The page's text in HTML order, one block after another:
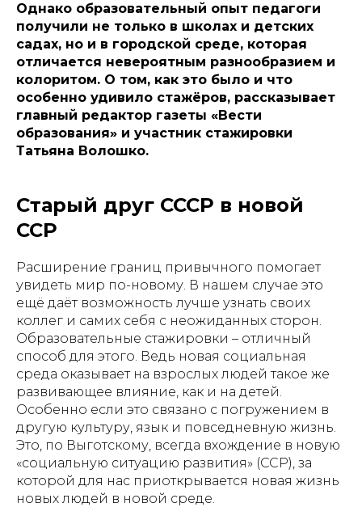
Однако образовательный опыт педагоги
получили не только в школах и детских
садах, но и в городской среде, которая
отличается невероятным разнообразием и
колоритом. О том, как это было и что
особенно удивило стажёров, рассказывает
главный редактор газеты «Вести
образования» и участник стажировки
Татьяна Волошко.
Старый друг СССР в новой
ССР
Расширение границ привычного помогает
увидеть мир по-новому. В нашем случае это
ещё даёт возможность лучше узнать своих
коллег и самих себя с неожиданных сторон.
Образовательные стажировки – отличный
способ для этого. Ведь новая социальная
среда оказывает на взрослых людей такое же
развивающее влияние, как и на детей.
Особенно если это связано с погружением в
другую культуру, язык и повседневную жизнь.
Это, по Выготскому, всегда вхождение в новую
«социальную ситуацию развития» (ССР), за
которой для нас приоткрывается новая жизнь
новых людей в новой среде.